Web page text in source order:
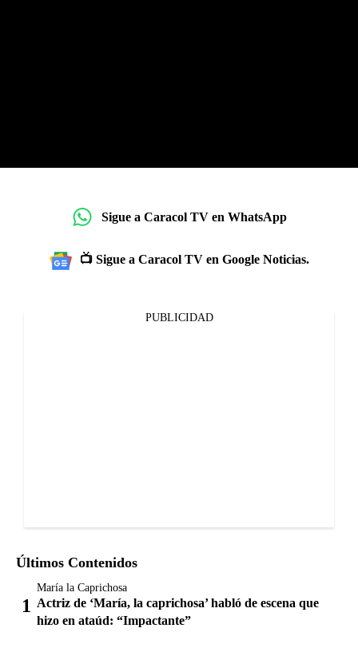
Sigue a Caracol TV en WhatsApp
📺 Sigue a Caracol TV en Google Noticias.
PUBLICIDAD
Últimos Contenidos
María la Caprichosa
Actriz de ‘María, la caprichosa’ habló de escena que
hizo en ataúd: “Impactante”